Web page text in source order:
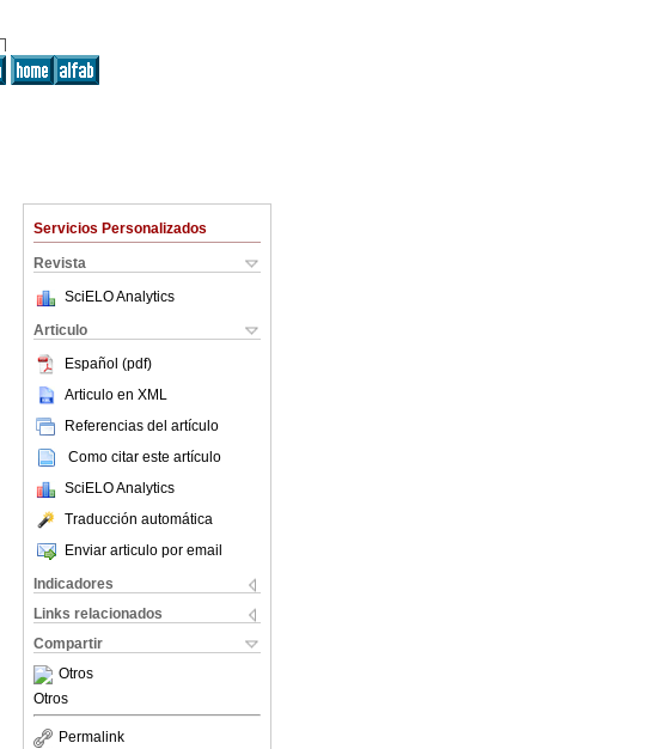
Servicios Personalizados
Revista
SciELO Analytics
Articulo
Español (pdf)
Articulo en XML
Referencias del artículo
Como citar este artículo
SciELO Analytics
Traducción automática
Enviar articulo por email
Indicadores
Links relacionados
Compartir
Otros
Otros
Permalink